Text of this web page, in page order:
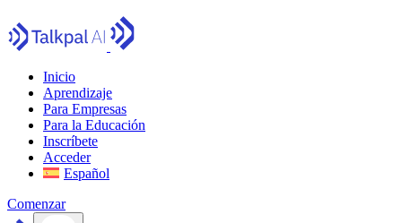
Inicio
Aprendizaje
Para Empresas
Para la Educación
Inscríbete
Acceder
Español
Comenzar